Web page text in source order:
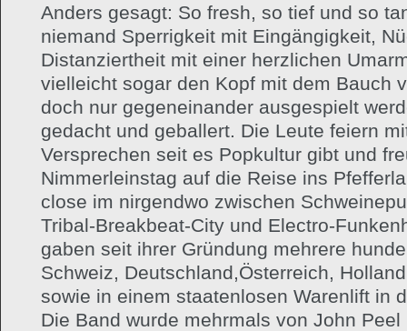
Anders gesagt: So fresh, so tief und so
niemand Sperrigkeit mit Eingängigkeit,
Distanziertheit mit einer herzlichen
vielleicht sogar den Kopf mit dem Bauch
doch nur gegeneinander ausgespielt
gedacht und geballert. Die Leute feiern
Versprechen seit es Popkultur gibt und
Nimmerleinstag auf die Reise ins
close im nirgendwo zwischen
Tribal-Breakbeat-City und Electro-
gaben seit ihrer Gründung mehrere
Schweiz, Deutschland,Österreich,
sowie in einem staatenlosen Warenlift in
Die Band wurde mehrmals von John